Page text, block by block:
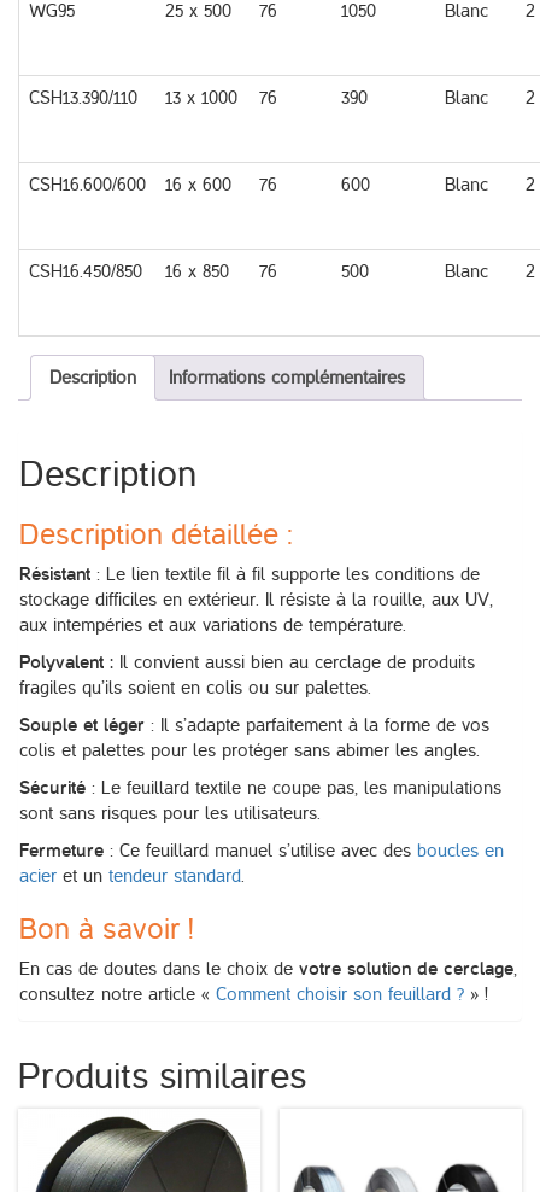
WG95 25 x 500 76 1050 Blanc 2
CSH13.390/110 13 x 1000 76 390 Blanc 2
CSH16.600/600 16 x 600 76 600 Blanc 2
CSH16.450/850 16 x 850 76 500 Blanc 2
Description Informations complémentaires
Description
Description détaillée :
Résistant : Le lien textile fil à fil supporte les conditions de
stockage difficiles en extérieur. Il résiste à la rouille, aux UV,
aux intempéries et aux variations de température.
Polyvalent : Il convient aussi bien au cerclage de produits
fragiles qu’ils soient en colis ou sur palettes.
Souple et léger : Il s’adapte parfaitement à la forme de vos
colis et palettes pour les protéger sans abimer les angles.
Sécurité : Le feuillard textile ne coupe pas, les manipulations
sont sans risques pour les utilisateurs.
Fermeture : Ce feuillard manuel s’utilise avec des boucles en
acier et un tendeur standard.
Bon à savoir !
En cas de doutes dans le choix de votre solution de cerclage,
consultez notre article « Comment choisir son feuillard ? » !
Produits similaires